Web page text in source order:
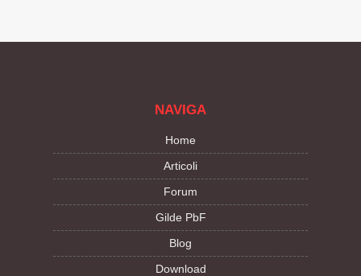
NAVIGA
Home
Articoli
Forum
Gilde PbF
Blog
Download